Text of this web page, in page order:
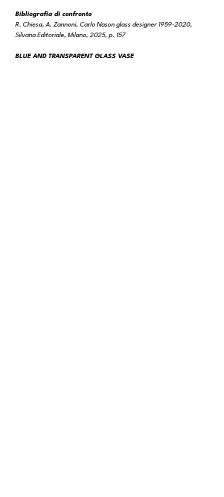
Bibliografia di confronto
R. Chiesa, A. Zannoni, Carlo Nason glass designer 1959-2020,
Silvana Editoriale, Milano, 2025, p. 157
BLUE AND TRANSPARENT GLASS VASE